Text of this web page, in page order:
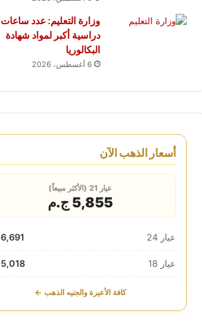
وزارة التعليم: عدد ساعات
دراسية أكبر لمواد شهادة
البكالوريا
6 أغسطس، 2026
أسعار الذهب الآن
عيار 21 (الأكثر مبيعاً)
5,855 ج.م
عيار 24 6,691 ج.م
عيار 18 5,018 ج.م
كافة الأعيرة والجنيه الذهب ←